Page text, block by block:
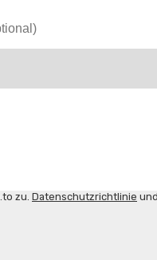
zu. Datenschutzrichtlinie und